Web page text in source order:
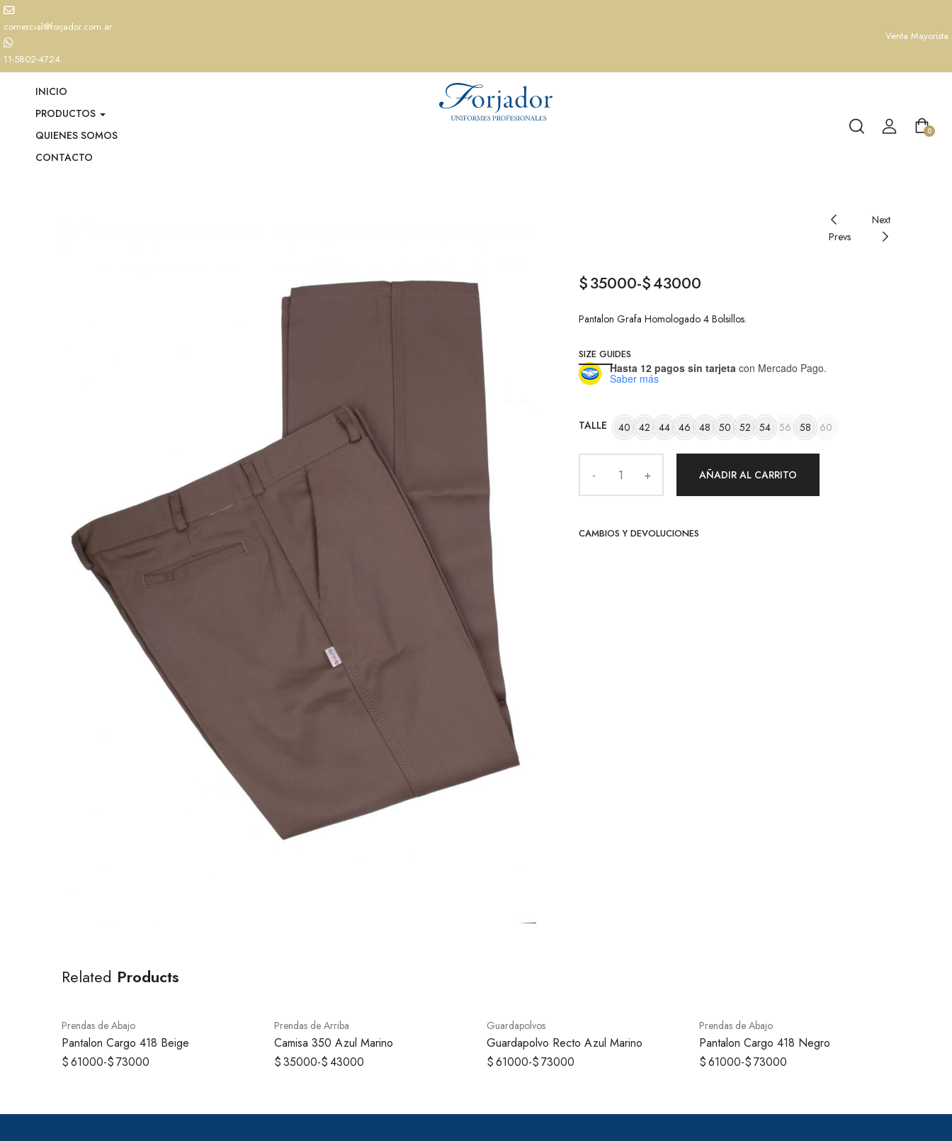
comercial@forjador.com.ar
11-5802-4724
Venta Mayorista
INICIO
PRODUCTOS
QUIENES SOMOS
CONTACTO
0
Prevs
Next
$35000-$43000
Pantalon Grafa Homologado 4 Bolsillos.
SIZE GUIDES
Hasta 12 pagos sin tarjetacon Mercado Pago.
Saber más
TALLE 40 42 44 46 48 50 52 54 56 58 60
AÑADIR AL CARRITO
CAMBIOS Y DEVOLUCIONES
Related Products
Prendas de Abajo
Pantalon Cargo 418 Beige
$61000-$73000
Prendas de Arriba
Camisa 350 Azul Marino
$35000-$43000
Guardapolvos
Guardapolvo Recto Azul Marino
$61000-$73000
Prendas de Abajo
Pantalon Cargo 418 Negro
$61000-$73000